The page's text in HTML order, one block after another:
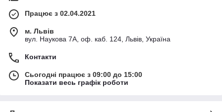
Працює з 02.04.2021
м. Львів
вул. Наукова 7А, оф. каб. 124, Львів, Україна
Контакти
Сьогодні працює з 09:00 до 15:00
Показати весь графік роботи